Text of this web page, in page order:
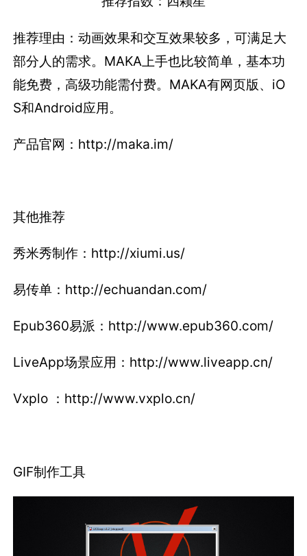
推荐理由：动画效果和交互效果较多，可满足大
部分人的需求。MAKA上手也比较简单，基本功
能免费，高级功能需付费。MAKA有网页版、iO
S和Android应用。
产品官网：http://maka.im/
其他推荐
秀米秀制作：http://xiumi.us/
易传单：http://echuandan.com/
Epub360易派：http://www.epub360.com/
LiveApp场景应用：http://www.liveapp.cn/
Vxplo ：http://www.vxplo.cn/
GIF制作工具